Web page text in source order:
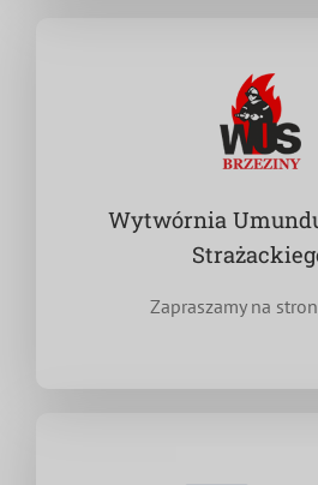
Wytwórnia
Zapraszamy na